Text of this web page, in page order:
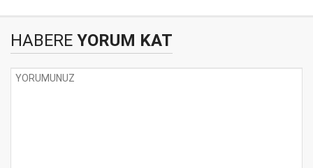
HABERE YORUM KAT